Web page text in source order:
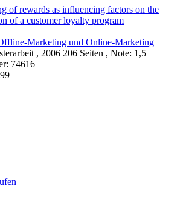
of rewards as influencing factors on the
of a customer loyalty program
Marketing und Online-Marketing
, 2006 206 Seiten , Note: 1,5
74616